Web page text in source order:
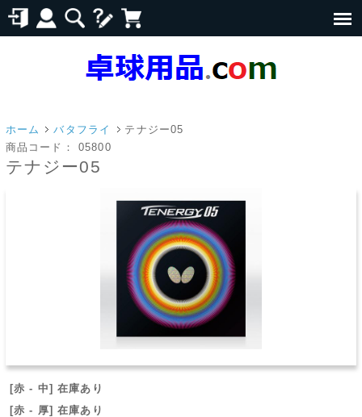
ホーム バタフライ
テナジー05
商品コード：
05800
テナジー05
[赤 - 中] 在庫あり
[赤 - 厚] 在庫あり